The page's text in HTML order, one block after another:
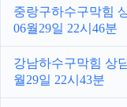
중랑구하수구막힘
06월29일 22시46분
강남하수구막힘 상
월29일 22시43분